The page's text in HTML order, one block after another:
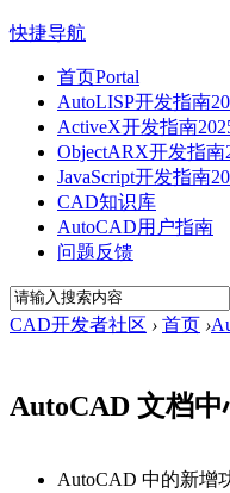
快捷导航
首页Portal
AutoLISP开发指南
ActiveX开发指南
ObjectARX开发指南
JavaScript开发指南
CAD知识库
AutoCAD用户指南
问题反馈
CAD开发者社区 › 首页 ›
AutoCAD 文档中
AutoCAD 中的新增